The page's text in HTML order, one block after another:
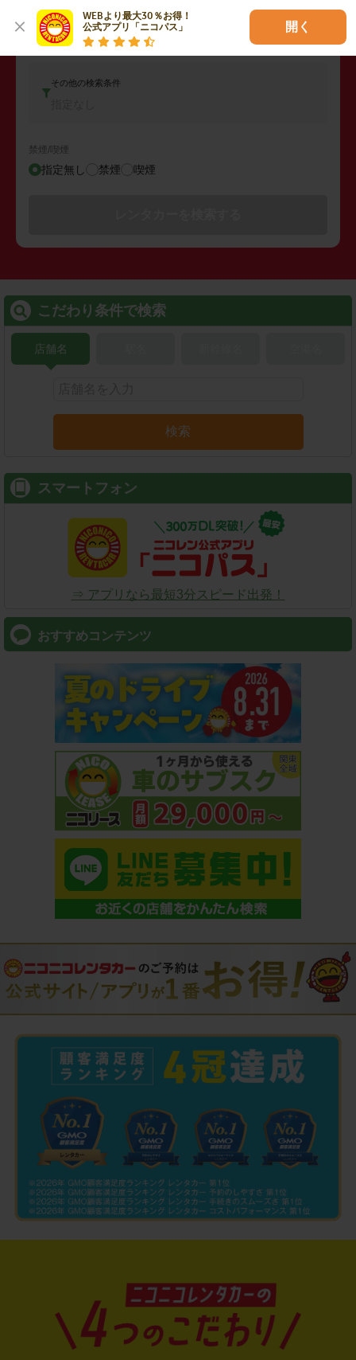
WEBより最大30％お得！
公式アプリ「ニコパス」
開く
車両タイプ
コンパクトカー
その他の検索条件
禁煙/喫煙
指定無し 禁煙 喫煙
こだわり条件で検索
店舗名
検索
スマートフォン
⇒ アプリなら最短3分スピード出発！
おすすめコンテンツ